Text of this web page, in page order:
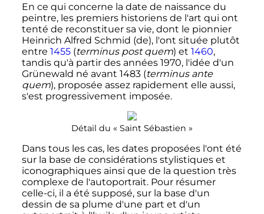
En ce qui concerne la date de naissance du
peintre, les premiers historiens de l'art qui ont
tenté de reconstituer sa vie, dont le pionnier
Heinrich Alfred Schmid (de), l'ont située plutôt
entre 1455(terminus post quem) et 1460,
tandis qu'à partir des années 1970, l'idée d'un
Grünewald né avant 1483 (terminus ante
quem), proposée assez rapidement elle aussi,
s'est progressivement imposée.
Détail du « Saint Sébastien »
Dans tous les cas, les dates proposées l'ont été
sur la base de considérations stylistiques et
iconographiques ainsi que de la question très
complexe de l'autoportrait. Pour résumer
celle-ci, il a été supposé, sur la base d'un
dessin de sa plume d'une part et d'un